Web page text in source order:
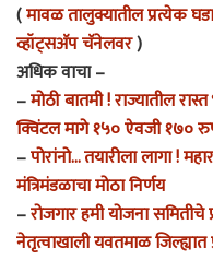
(मावळ तालुक्यातील प्रत्येक
व्हॉट्सअ‍ॅप चॅनेलवर)
अधिक वाचा –
–मोठी बातमी ! राज्यातील
क्विंटल मागे १५० ऐवजी १७०
–पोरांनो… तयारीला लागा !
मंत्रिमंडळाचा मोठा निर्णय
–रोजगार हमी योजना
नेतृत्वाखाली यवतमाळ जिल्ह्यात